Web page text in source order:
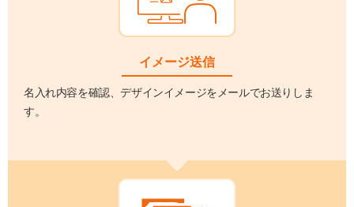
イメージ送信
名入れ内容を確認、デザインイメージをメールでお送りしま
す。